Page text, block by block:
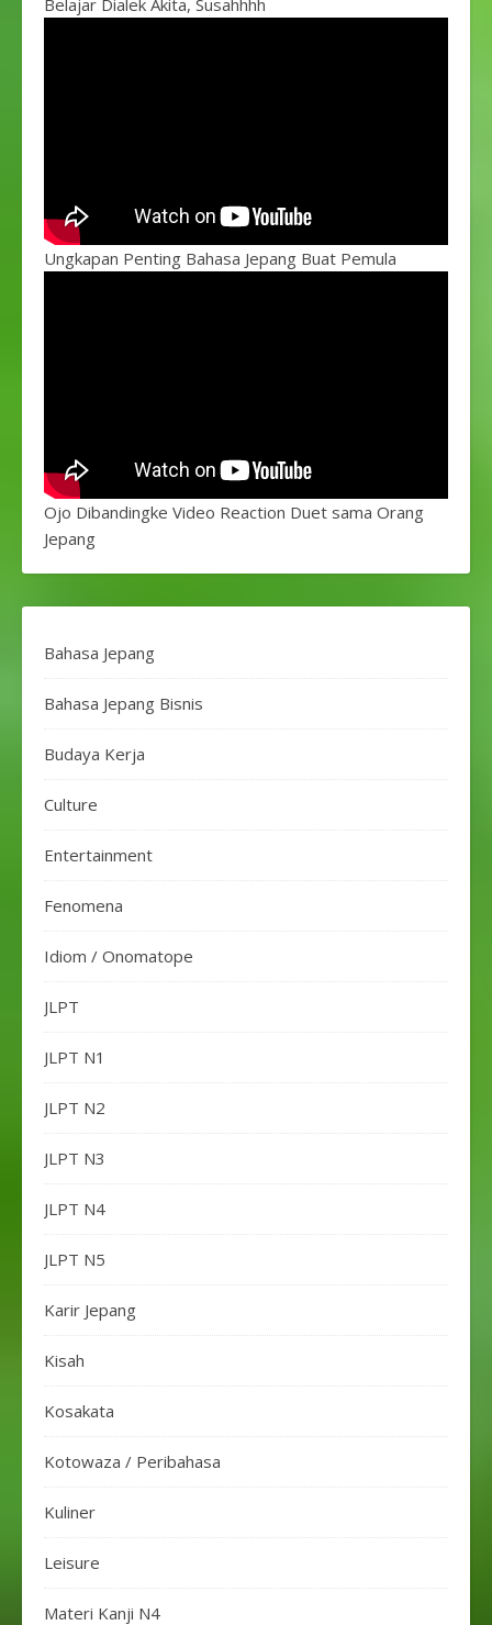
Ungkapan Penting Bahasa Jepang Buat Pemula
Ojo Dibandingke Video Reaction Duet sama Orang
Jepang
Bahasa Jepang
Bahasa Jepang Bisnis
Budaya Kerja
Culture
Entertainment
Fenomena
Idiom / Onomatope
JLPT
JLPT N1
JLPT N2
JLPT N3
JLPT N4
JLPT N5
Karir Jepang
Kisah
Kosakata
Kotowaza / Peribahasa
Kuliner
Leisure
Materi Kanji N4